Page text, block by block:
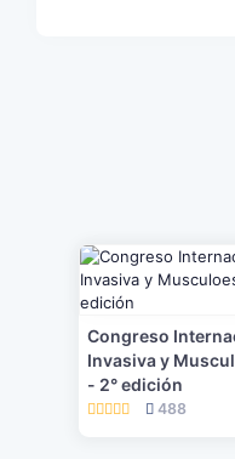
Congreso
Invasiva y
- 2° edición
488